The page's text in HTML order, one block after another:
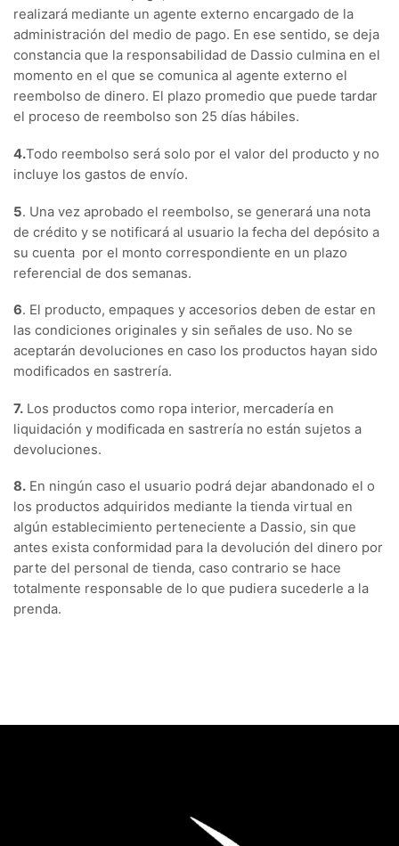
realizará mediante un agente externo encargado de la
administración del medio de pago. En ese sentido, se deja
constancia que la responsabilidad de Dassio culmina en el
momento en el que se comunica al agente externo el
reembolso de dinero. El plazo promedio que puede tardar
el proceso de reembolso son 25 días hábiles.
4.Todo reembolso será solo por el valor del producto y no
incluye los gastos de envío.
5. Una vez aprobado el reembolso, se generará una nota
de crédito y se notificará al usuario la fecha del depósito a
su cuenta por el monto correspondiente en un plazo
referencial de dos semanas.
6. El producto, empaques y accesorios deben de estar en
las condiciones originales y sin señales de uso. No se
aceptarán devoluciones en caso los productos hayan sido
modificados en sastrería.
7. Los productos como ropa interior, mercadería en
liquidación y modificada en sastrería no están sujetos a
devoluciones.
8. En ningún caso el usuario podrá dejar abandonado el o
los productos adquiridos mediante la tienda virtual en
algún establecimiento perteneciente a Dassio, sin que
antes exista conformidad para la devolución del dinero por
parte del personal de tienda, caso contrario se hace
totalmente responsable de lo que pudiera sucederle a la
prenda.